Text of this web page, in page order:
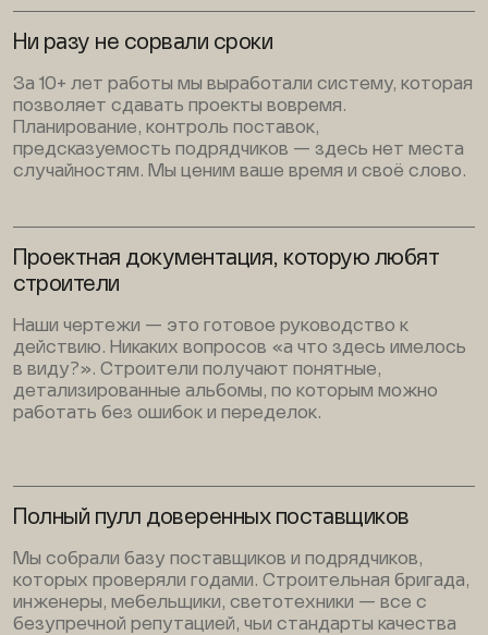
Ни разу не сорвали сроки
За 10+ лет работы мы выработали систему, которая
позволяет сдавать проекты вовремя.
Планирование, контроль поставок,
предсказуемость подрядчиков — здесь нет места
случайностям. Мы ценим ваше время и своё слово.
Проектная документация, которую любят
строители
Наши чертежи — это готовое руководство к
действию. Никаких вопросов «а что здесь имелось
в виду?». Строители получают понятные,
детализированные альбомы, по которым можно
работать без ошибок и переделок.
Полный пулл доверенных поставщиков
Мы собрали базу поставщиков и подрядчиков,
которых проверяли годами. Строительная бригада,
инженеры, мебельщики, светотехники — все с
безупречной репутацией, чьи стандарты качества